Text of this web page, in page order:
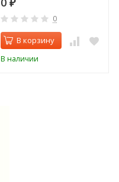
₽
0
В корзину
В наличии